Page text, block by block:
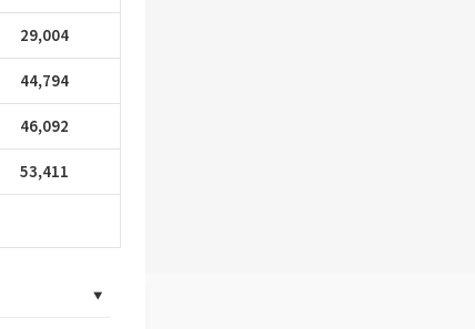
29,004
44,794
46,092
53,411